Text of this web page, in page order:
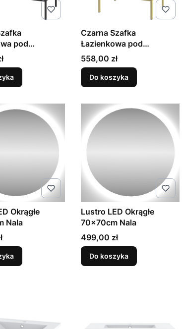
pod
80cm Czarny
Czarna Szafka
Łazienkowa pod
Umywalkę 60cm Złoty
Stelaż Aspen
Cena
558,00 zł
Do koszyka
Okrągłe
Nala
Lustro LED Okrągłe
70x70cm Nala
Cena
499,00 zł
Do koszyka